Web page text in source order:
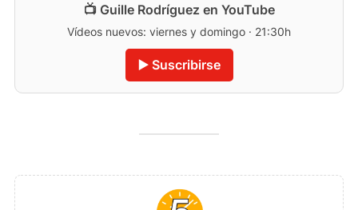
📺 Guille Rodríguez en YouTube
Vídeos nuevos: viernes y domingo · 21:30h
▶️ Suscribirse